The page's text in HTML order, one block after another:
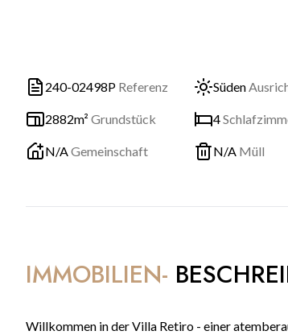
240-02498P Referenz Süden
2882m² Grundstück 4
N/AGemeinschaft N/A Müll
IMMOBILIEN-
Willkommen in der Villa Retiro - einer